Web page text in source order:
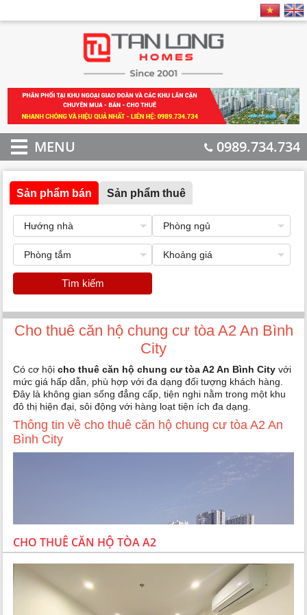
MENU 0989.734.734
Sản phẩm bán Sản phẩm thuê
Tìm kiếm
Cho thuê căn hộ chung cư tòa A2 An Bình
City
Có cơ hội cho thuê căn hộ chung cư tòa A2 An Bình Cityvới
mức giá hấp dẫn, phù hợp với đa dạng đối tượng khách hàng.
Đây là không gian sống đẳng cấp, tiện nghi nằm trong một khu
đô thị hiện đại, sôi động với hàng loạt tiện ích đa dạng.
Thông tin về cho thuê căn hộ chung cư tòa A2 An
Bình City
CHO THUÊ CĂN HỘ TÒA A2